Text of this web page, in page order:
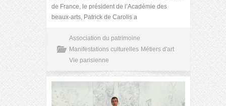
de France, le président de l’Académie des
beaux-arts, Patrick de Carolis a
Association du patrimoine
Manifestations culturelles Métiers d'art
Vie parisienne